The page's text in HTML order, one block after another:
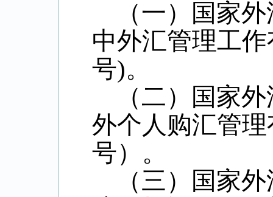
（一）国家
中外汇管理工
号)。
（二）国家
外个人购汇管
号）。
（三）国家